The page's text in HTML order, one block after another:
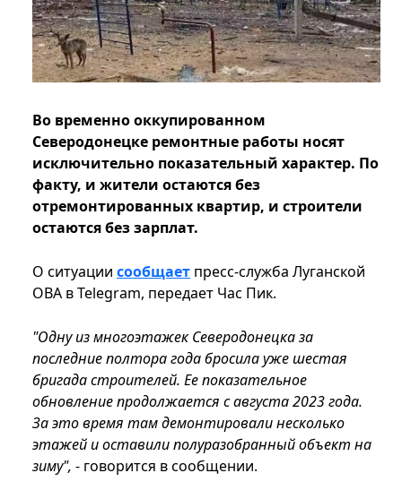
Во временно оккупированном
Северодонецке ремонтные работы носят
исключительно показательный характер. По
факту, и жители остаются без
отремонтированных квартир, и строители
остаются без зарплат.
О ситуации сообщает пресс-служба Луганской
ОВА в Telegram, передает Час Пик.
"Одну из многоэтажек Северодонецка за
последние полтора года бросила уже шестая
бригада строителей. Ее показательное
обновление продолжается с августа 2023 года.
За это время там демонтировали несколько
этажей и оставили полуразобранный объект на
зиму", - говорится в сообщении.